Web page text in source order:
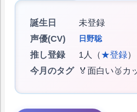
誕生日
未登録
声優(CV)
日野聡
推し登録 1人（ ★登録）
今月のタグ
🏅面白い🥈カ